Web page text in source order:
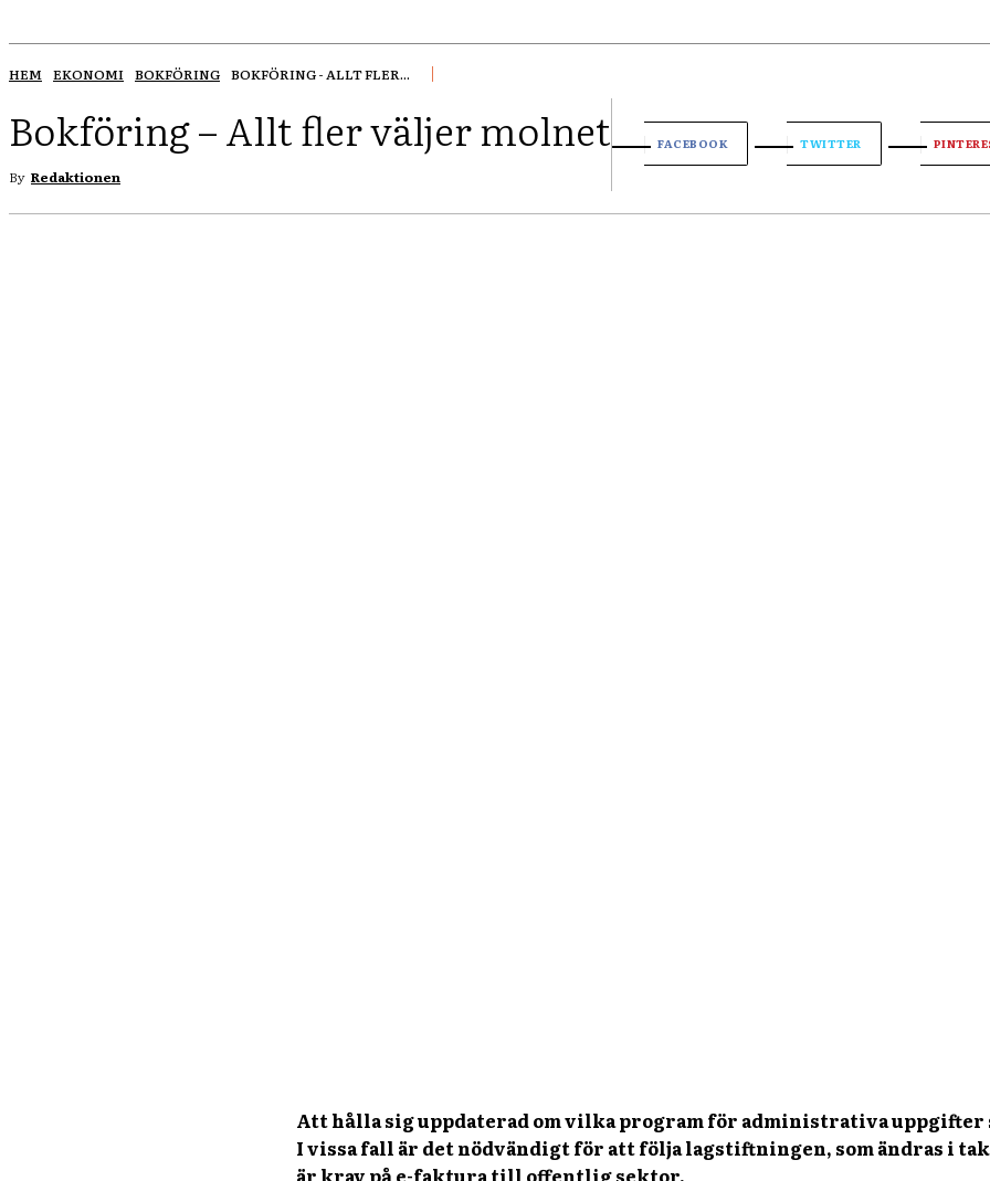
HEM EKONOMI BOKFÖRING BOKFÖRING - ALLT FLER...
Bokföring – Allt fler väljer molnet
By Redaktionen
FACEBOOK TWITTER
Att hålla sig uppdaterad om vilka program för administrativa
I vissa fall är det nödvändigt för att följa lagstiftningen, som ändras i
är krav på e-faktura till offentlig sektor.